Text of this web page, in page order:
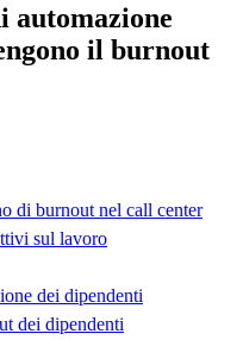
automazione
il burnout
di burnout nel call center
sul lavoro
dei dipendenti
dei dipendenti